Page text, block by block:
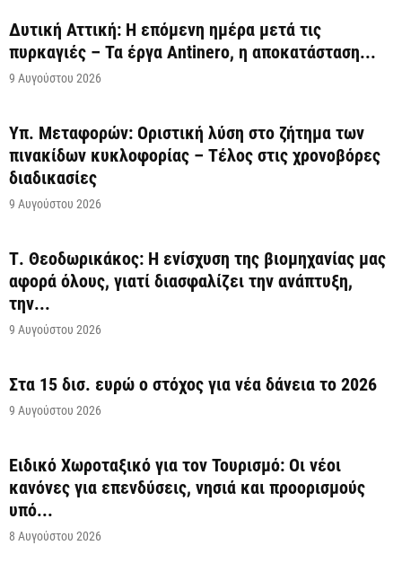
Δυτική Αττική: Η επόμενη ημέρα μετά τις
πυρκαγιές – Τα έργα Antinero, η αποκατάσταση...
9 Αυγούστου 2026
Υπ. Μεταφορών: Οριστική λύση στο ζήτημα των
πινακίδων κυκλοφορίας – Τέλος στις χρονοβόρες
διαδικασίες
9 Αυγούστου 2026
Τ. Θεοδωρικάκος: Η ενίσχυση της βιομηχανίας μας
αφορά όλους, γιατί διασφαλίζει την ανάπτυξη,
την...
9 Αυγούστου 2026
Στα 15 δισ. ευρώ ο στόχος για νέα δάνεια το 2026
9 Αυγούστου 2026
Ειδικό Χωροταξικό για τον Τουρισμό: Οι νέοι
κανόνες για επενδύσεις, νησιά και προορισμούς
υπό...
8 Αυγούστου 2026